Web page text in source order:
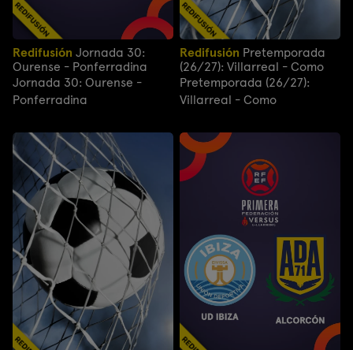
Redifusión
Ourense - Ponferradina
Jornada 30: Ourense -
Ponferradina
Redifusión
(26/27): Villarreal - Como
Pretemporada (26/27):
Villarreal - Como